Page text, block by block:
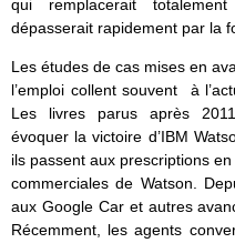
qui remplacerait
dépasserait rapidement par la
Les études de cas mises en
l’emploi collent souvent à
Les livres parus après
évoquer la victoire d’IBM
ils passent aux prescriptions
commerciales de Watson.
aux Google Car et autres
Récemment, les agents